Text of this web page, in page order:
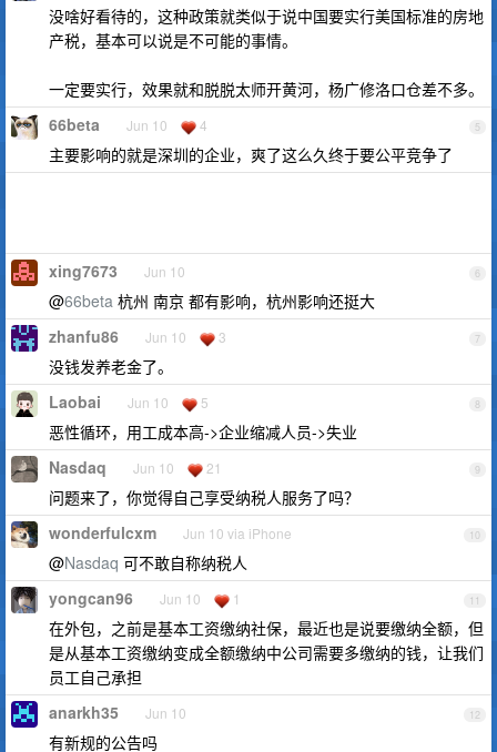
没啥好看待的，这种政策就类似于说中国要实行美国标准的房地
产税，基本可以说是不可能的事情。
一定要实行，效果就和脱脱太师开黄河，杨广修洛口仓差不多。
5
66beta Jun 10 4
主要影响的就是深圳的企业，爽了这么久终于要公平竞争了
6
xing7673 Jun 10
@66beta 杭州 南京 都有影响，杭州影响还挺大
7
zhanfu86 Jun 10 3
没钱发养老金了。
8
Laobai Jun 10 5
恶性循环，用工成本高->企业缩减人员->失业
9
Nasdaq Jun 10 21
问题来了，你觉得自己享受纳税人服务了吗？
10
wonderfulcxm Jun 10 via iPhone
@Nasdaq 可不敢自称纳税人
11
yongcan96 Jun 10 1
在外包，之前是基本工资缴纳社保，最近也是说要缴纳全额，但
是从基本工资缴纳变成全额缴纳中公司需要多缴纳的钱，让我们
员工自己承担
12
anarkh35 Jun 10
有新规的公告吗